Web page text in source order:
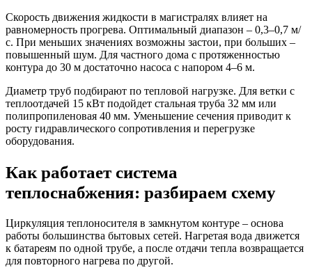
Скорость движения жидкости в магистралях влияет на
равномерность прогрева. Оптимальный диапазон – 0,3–0,7 м/
с. При меньших значениях возможны застои, при больших –
повышенный шум. Для частного дома с протяженностью
контура до 30 м достаточно насоса с напором 4–6 м.
Диаметр труб подбирают по тепловой нагрузке. Для ветки с
теплоотдачей 15 кВт подойдет стальная труба 32 мм или
полипропиленовая 40 мм. Уменьшение сечения приводит к
росту гидравлического сопротивления и перегрузке
оборудования.
Как работает система
теплоснабжения: разбираем схему
Циркуляция теплоносителя в замкнутом контуре – основа
работы большинства бытовых сетей. Нагретая вода движется
к батареям по одной трубе, а после отдачи тепла возвращается
для повторного нагрева по другой.